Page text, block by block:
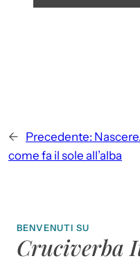
← Precedente:
come fa il sole all’alba
BENVENUTI SU
Cruciverba